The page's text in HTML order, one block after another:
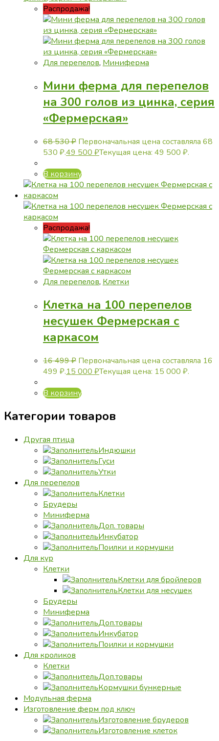
Распродажа!
Для перепелов, Миниферма
Мини ферма для перепелов
на 300 голов из цинка, серия
«Фермерская»
68 530₽ Первоначальная цена составляла 68
530 ₽.49 500 ₽Текущая цена: 49 500 ₽.
В корзину
Распродажа!
Для перепелов, Клетки
Клетка на 100 перепелов
несушек Фермерская с
каркасом
16 499₽ Первоначальная цена составляла 16
499 ₽.15 000 ₽Текущая цена: 15 000 ₽.
В корзину
Категории товаров
Другая птица
Индюшки
Гуси
Утки
Для перепелов
Клетки
Брудеры
Миниферма
Доп. товары
Инкубатор
Поилки и кормушки
Для кур
Клетки
Клетки для бройлеров
Клетки для несушек
Брудеры
Миниферма
Доп.товары
Инкубатор
Поилки и кормушки
Для кроликов
Клетки
Доп.товары
Кормушки бункерные
Модульная ферма
Изготовление ферм под ключ
Изготовление брудеров
Изготовление клеток